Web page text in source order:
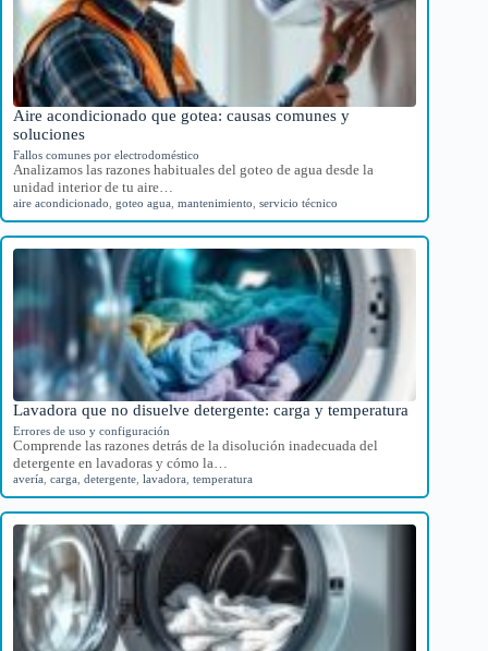
Aire acondicionado que gotea: causas comunes y
soluciones
Fallos comunes por electrodoméstico
Analizamos las razones habituales del goteo de agua desde la
unidad interior de tu aire…
aire acondicionado goteo agua mantenimiento servicio técnico
Lavadora que no disuelve detergente: carga y temperatura
Errores de uso y configuración
Comprende las razones detrás de la disolución inadecuada del
detergente en lavadoras y cómo la…
avería carga detergente lavadora temperatura